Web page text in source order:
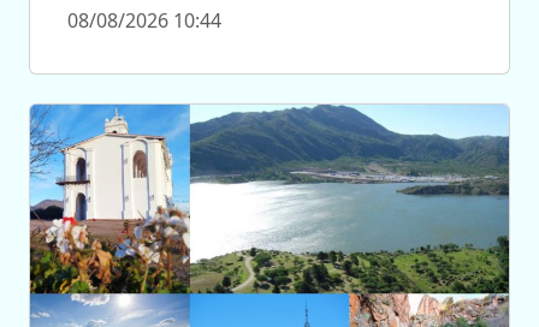
08/08/2026 10:44